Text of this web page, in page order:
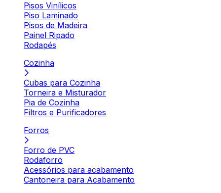
Pisos Vinílicos
Piso Laminado
Pisos de Madeira
Painel Ripado
Rodapés
Cozinha
Cubas para Cozinha
Torneira e Misturador
Pia de Cozinha
Filtros e Purificadores
Forros
Forro de PVC
Rodaforro
Acessórios para acabamento
Cantoneira para Acabamento